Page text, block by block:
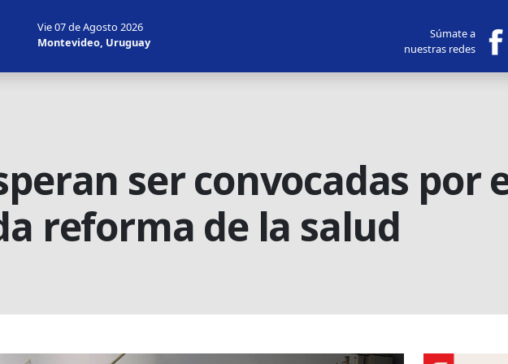
Vie 07 de Agosto 2026
Montevideo, Uruguay
Súmate a
nuestras redes
ser convocadas por
reforma de la salud